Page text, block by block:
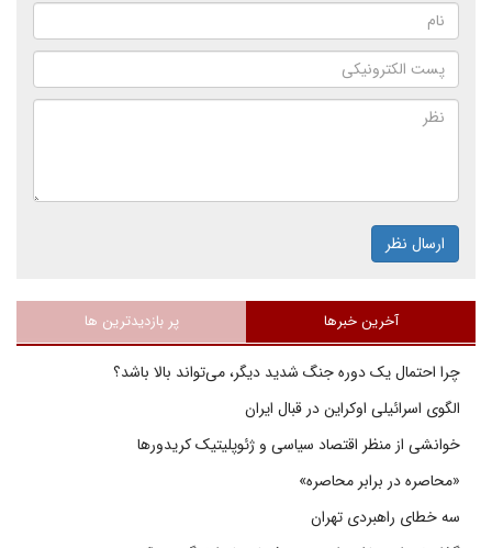
ارسال نظر
آخرین خبرها پر بازدیدترین ها
چرا احتمال یک دوره جنگ شدید دیگر، می‌تواند بالا باشد؟
الگوی اسرائیلی اوکراین در قبال ایران
خوانشی از منظر اقتصاد سیاسی و ژئوپلیتیک کریدورها
«محاصره در برابر محاصره»
سه خطای راهبردی تهران